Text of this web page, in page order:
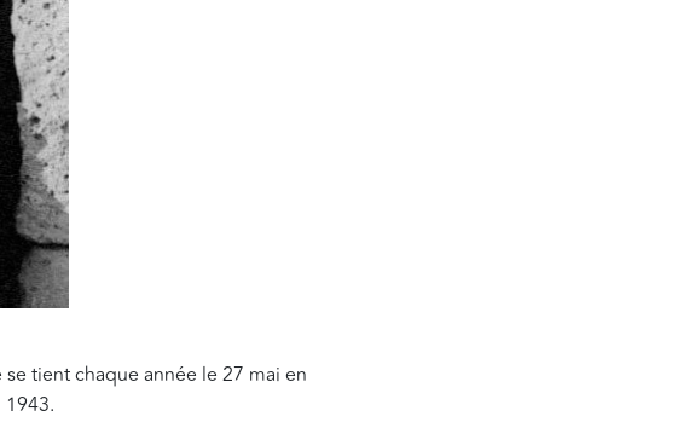
tient chaque année le 27 mai en
1943.